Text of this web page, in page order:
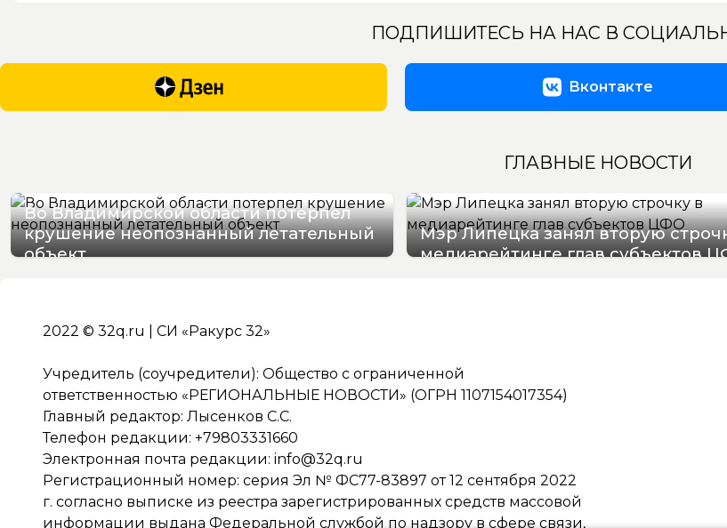
ПОДПИШИТЕСЬ НА НАС В
Вконтакте
ГЛАВНЫЕ НОВОСТИ
Во Владимирской области потерпел
крушение неопознанный летательный
объект
Мэр Липецка занял вторую
медиарейтинге глав субъектов
2022 © 32q.ru | СИ «Ракурс 32»
Учредитель (соучредители): Общество с ограниченной
ответственностью «РЕГИОНАЛЬНЫЕ НОВОСТИ» (ОГРН 1107154017354)
Главный редактор: Лысенков С.С.
Телефон редакции: +79803331660
Электронная почта редакции: info@32q.ru
Регистрационный номер: серия Эл № ФС77-83897 от 12 сентября 2022
г. согласно выписке из реестра зарегистрированных средств массовой
информации выдана Федеральной службой по надзору в сфере связи,